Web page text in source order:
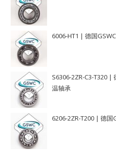
6006-HT1 | 德国
S6306-2ZR-C3-T320 |
温轴承
6206-2ZR-T200 | 德国